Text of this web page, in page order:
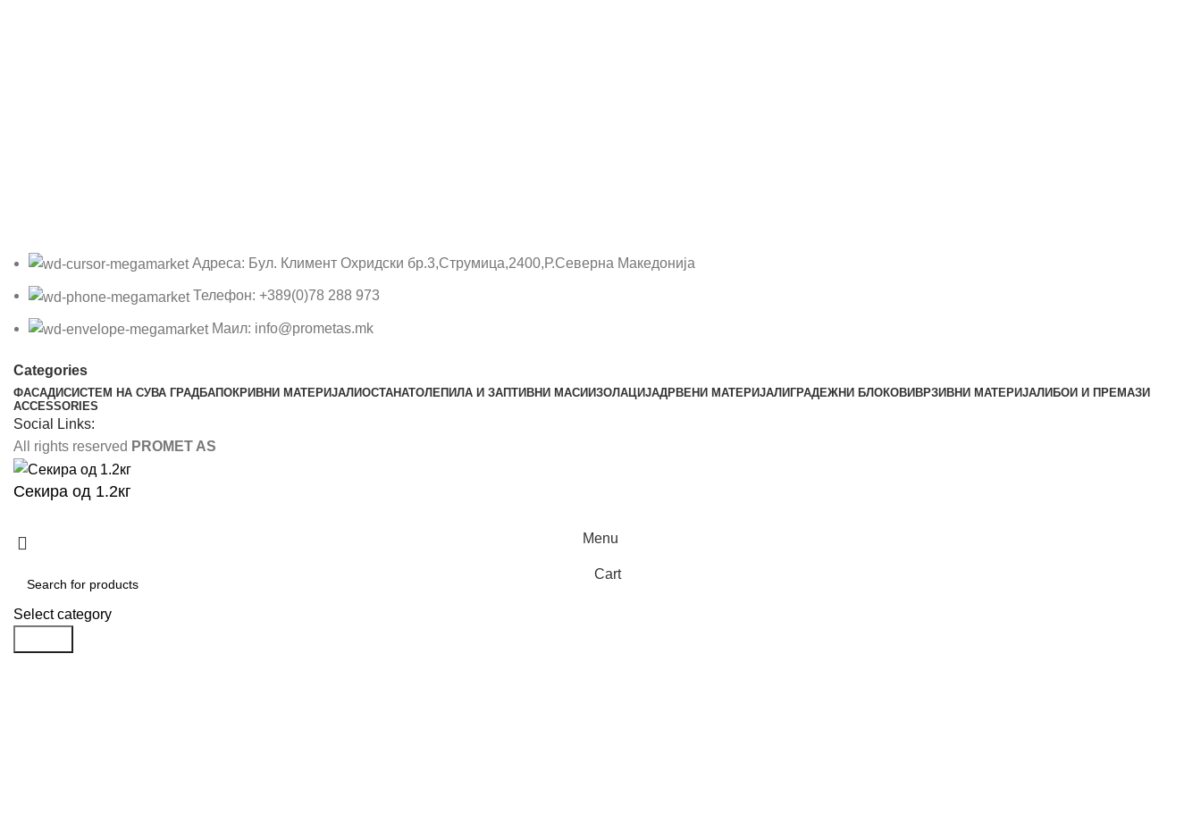
Адреса: Бул. Климент Охридски бр.3,Струмица,2400,Р.Северна Македонија
Телефон: +389(0)78 288 973
Маил: info@prometas.mk
Categories
ФАСАДИСИСТЕМ НА СУВА ГРАДБАПОКРИВНИ МАТЕРИЈАЛИОСТАНАТОЛЕПИЛА И ЗАПТИВНИ МАСИ ИЗОЛАЦИЈАДРВЕНИ МАТЕРИЈАЛИ ГРАДЕЖНИ БЛОКОВИ ВРЗИВНИ МАТЕРИЈАЛИ БОИ И ПРЕМАЗИ
ACCESSORIES
Social Links:
All rights reserved PROMET AS
Секира од 1.2кг
Select category
Menu
Cart